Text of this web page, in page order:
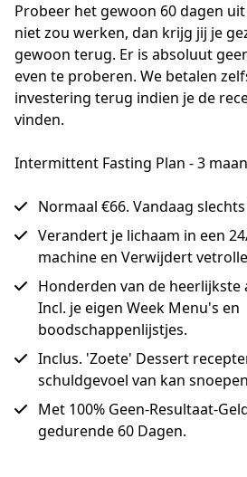
Probeer het gewoon 60 dagen
niet zou werken, dan krijg jij je
gewoon terug. Er is absoluut
even te proberen. We betalen
investering terug indien je de
vinden.
Intermittent Fasting Plan - 3
Normaal €66. Vandaag
Verandert je lichaam in een
machine en Verwijdert
Honderden van de heerlijkste
Incl. je eigen Week Menu's en
boodschappenlijstjes.
Inclus. 'Zoete' Dessert
schuldgevoel van kan
Met 100% Geen-Resultaat-
gedurende 60 Dagen.